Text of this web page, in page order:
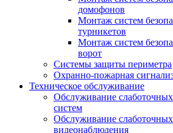
домофонов
Монтаж систем
турникетов
Монтаж систем
ворот
Системы защиты периметра
Охранно-пожарная
Техническое обслуживание
Обслуживание
систем
Обслуживание
видеонаблюдения